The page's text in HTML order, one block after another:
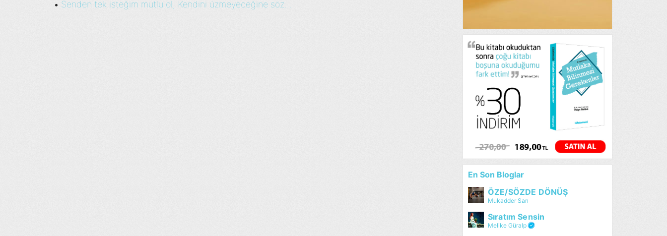
• Senden tek isteğim mutlu ol, Kendini üzmeyeceğine söz ...
En Son Bloglar
ÖZE/SÖZDE DÖNÜŞ
Mukadder Sarı
Sıratım Sensin
Melike Güralp